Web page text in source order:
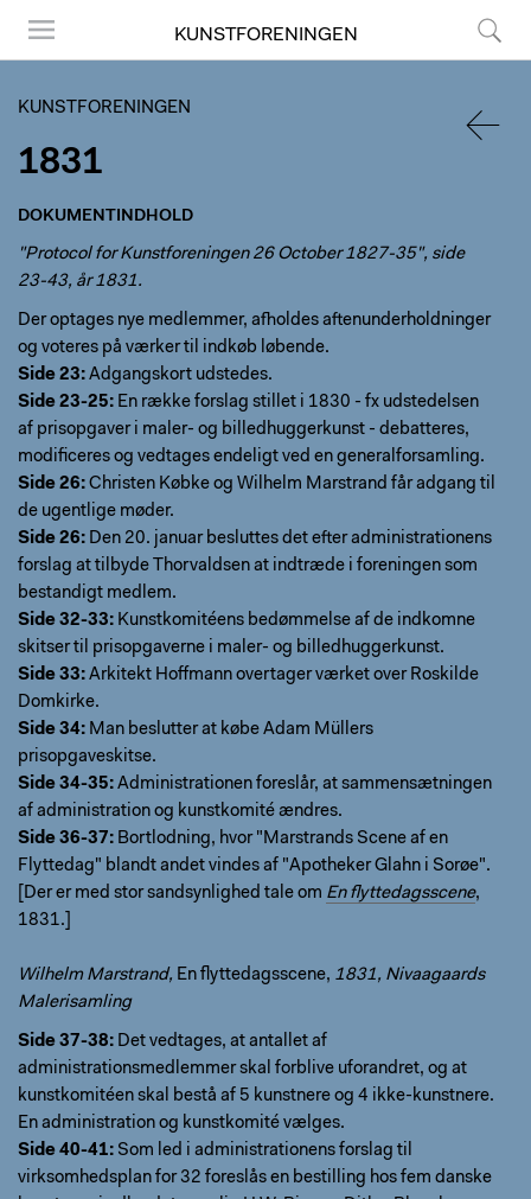
KUNSTFORENINGEN
KUNSTFORENINGEN
1831
DOKUMENTINDHOLD
"Protocol for Kunstforeningen 26 October 1827-35", side
23-43, år 1831.
Der optages nye medlemmer, afholdes aftenunderholdninger
og voteres på værker til indkøb løbende.
Side 23: Adgangskort udstedes.
Side 23-25: En række forslag stillet i 1830 - fx udstedelsen
af prisopgaver i maler- og billedhuggerkunst - debatteres,
modificeres og vedtages endeligt ved en generalforsamling.
Side 26: Christen Købke og Wilhelm Marstrand får adgang til
de ugentlige møder.
Side 26: Den 20. januar besluttes det efter administrationens
forslag at tilbyde Thorvaldsen at indtræde i foreningen som
bestandigt medlem.
Side 32-33: Kunstkomitéens bedømmelse af de indkomne
skitser til prisopgaverne i maler- og billedhuggerkunst.
Side 33: Arkitekt Hoffmann overtager værket over Roskilde
Domkirke.
Side 34: Man beslutter at købe Adam Müllers
prisopgaveskitse.
Side 34-35: Administrationen foreslår, at sammensætningen
af administration og kunstkomité ændres.
Side 36-37: Bortlodning, hvor "Marstrands Scene af en
Flyttedag" blandt andet vindes af "Apotheker Glahn i Sorøe".
[Der er med stor sandsynlighed tale om En flyttedagsscene,
1831.]
Wilhelm Marstrand, En flyttedagsscene, 1831, Nivaagaards
Malerisamling
Side 37-38: Det vedtages, at antallet af
administrationsmedlemmer skal forblive uforandret, og at
kunstkomitéen skal bestå af 5 kunstnere og 4 ikke-kunstnere.
En administration og kunstkomité vælges.
Side 40-41: Som led i administrationens forslag til
virksomhedsplan for 32 foreslås en bestilling hos fem danske